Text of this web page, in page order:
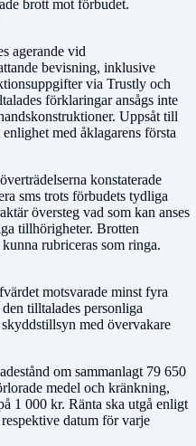
brott mot förbudet.
agerande vid
bevisning, inklusive
via Trustly och
förklaringar ansågs inte
Uppsåt till
med åklagarens första
konstaterade
sms trots förbudets tydliga
översteg vad som kan anses
tillhörigheter. Brotten
rubriceras som ringa.
motsvarade minst fyra
tilltalades personliga
med övervakare
om sammanlagt 79 650
medel och kränkning,
1 000 kr. Ränta ska utgå enligt
datum för varje